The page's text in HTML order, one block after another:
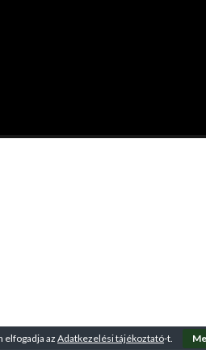
elfogadja az Adatkezelési tájékoztató-t.